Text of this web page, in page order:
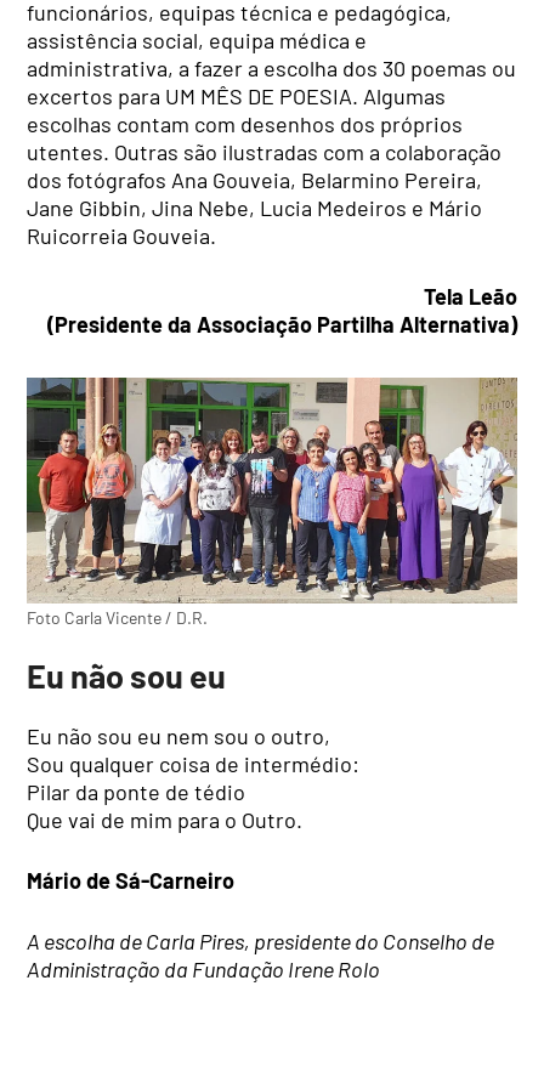
funcionários, equipas técnica e pedagógica,
assistência social, equipa médica e
administrativa, a fazer a escolha dos 30 poemas ou
excertos para UM MÊS DE POESIA. Algumas
escolhas contam com desenhos dos próprios
utentes. Outras são ilustradas com a colaboração
dos fotógrafos Ana Gouveia, Belarmino Pereira,
Jane Gibbin, Jina Nebe, Lucia Medeiros e Mário
Ruicorreia Gouveia.
Tela Leão
(Presidente da Associação Partilha Alternativa)
Foto Carla Vicente / D.R.
Eu não sou eu
Eu não sou eu nem sou o outro,
Sou qualquer coisa de intermédio:
Pilar da ponte de tédio
Que vai de mim para o Outro.
Mário de Sá-Carneiro
A escolha de Carla Pires, presidente do Conselho de
Administração da Fundação Irene Rolo